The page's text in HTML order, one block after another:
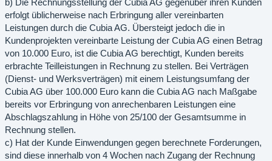
b) Die Rechnungsstellung der Cubia AG gegenüber ihren Kunden
erfolgt üblicherweise nach Erbringung aller vereinbarten
Leistungen durch die Cubia AG. Übersteigt jedoch die in
Kundenprojekten vereinbarte Leistung der Cubia AG einen Betrag
von 10.000 Euro, ist die Cubia AG berechtigt, Kunden bereits
erbrachte Teilleistungen in Rechnung zu stellen. Bei Verträgen
(Dienst- und Werksverträgen) mit einem Leistungsumfang der
Cubia AG über 100.000 Euro kann die Cubia AG nach Maßgabe
bereits vor Erbringung von anrechenbaren Leistungen eine
Abschlagszahlung in Höhe von 25/100 der Gesamtsumme in
Rechnung stellen.
c) Hat der Kunde Einwendungen gegen berechnete Forderungen,
sind diese innerhalb von 4 Wochen nach Zugang der Rechnung